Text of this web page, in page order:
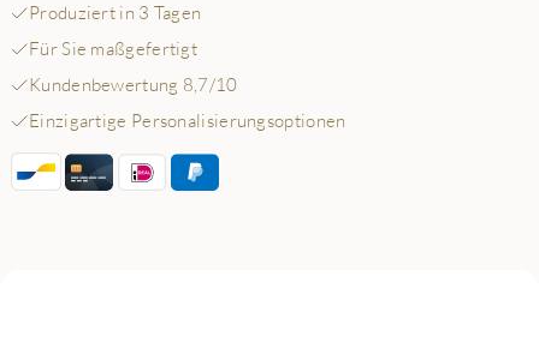
Produziert in 3 Tagen
Für Sie maßgefertigt
Kundenbewertung 8,7/10
Einzigartige Personalisierungsoptionen